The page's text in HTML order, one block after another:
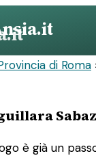
di Roma
è già un